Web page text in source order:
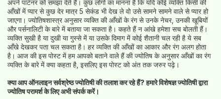
अपने पार्टनर को समझा देते हैं। कुछ लोगो का मानना है कि यदि कोई व्यक्ति किसी की
आँखों में प्यार से कुछ देर मात्र 5 सेकंड भी देख ले वो उसे सामने सामने वाले से प्यार हो
जाएगा। ज्योतिषशास्त्र अनुसार व्यक्ति की आँखों के रंग से उनके नेचर, उनकी खूबियों
और पर्सनालिटी के बारे में बताया जा सकता है। कहते हैं न आंखे हमेशा सच बोलती हैं।
व्यक्ति सुखी है या दुखी या गुस्से में या उसके दिमाग में कोई शैतानी चल रही है ये सब
आँखे देखकर पता चल सकता है। हर व्यक्ति की आँखों का आकार और रंग अलग होता
है। आज की इस पोस्ट में हम आपको बताने वाले हैं की ज्योतिष के अनुसार आँखों का रंग
व्यक्ति के बारे में क्या कहता है, इसलिए इस पोस्ट को अंत तक जरुर पढ़े।
क्या आप ऑनलाइन सर्वश्रेष्ठ ज्योतिषी की तलाश कर रहे हैं? हमारे विशेषज्ञ ज्योतिषी द्वारा
ज्योतिष परामर्श के लिएअभी संपर्क करें।